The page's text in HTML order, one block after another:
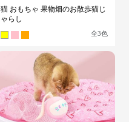
猫 おもちゃ 果物畑のお散歩猫じ
ゃらし
全3色